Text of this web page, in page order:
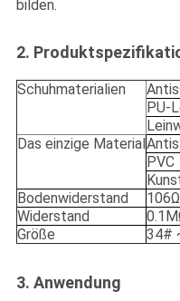
bilden.
2.
Schuhmaterialien
PU-
Das einzige Material
PVC
Bodenwiderstand
Widerstand
Größe
34#
3. Anwendung